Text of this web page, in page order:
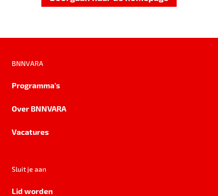
BNNVARA
Programma's
Over BNNVARA
Vacatures
Sluit je aan
Lid worden